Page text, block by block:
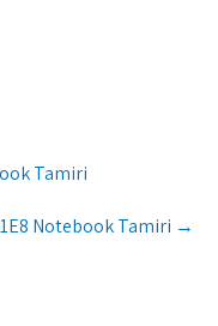
Tamiri
Notebook Tamiri →